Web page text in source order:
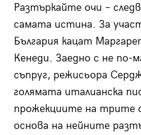
Разтъркайте очи –
самата истина. За
България кацат
Кенеди. Заедно с не по-
съпруг, режисьора
голямата италианска
прожекциите на трите
основа на нейните